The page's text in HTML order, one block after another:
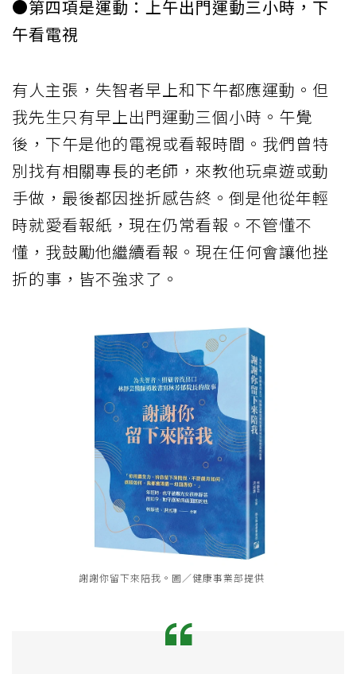
●第四項是運動：上午出門運動三小時，下
午看電視
有人主張，失智者早上和下午都應運動。但
我先生只有早上出門運動三個小時。午覺
後，下午是他的電視或看報時間。我們曾特
別找有相關專長的老師，來教他玩桌遊或動
手做，最後都因挫折感告終。倒是他從年輕
時就愛看報紙，現在仍常看報。不管懂不
懂，我鼓勵他繼續看報。現在任何會讓他挫
折的事，皆不強求了。
謝謝你留下來陪我。圖／健康事業部提供